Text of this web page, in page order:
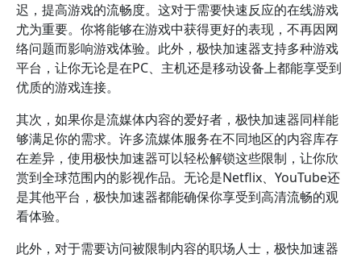
迟，提高游戏的流畅度。这对于需要快速反应的在线游戏
尤为重要。你将能够在游戏中获得更好的表现，不再因网
络问题而影响游戏体验。此外，极快加速器支持多种游戏
平台，让你无论是在PC、主机还是移动设备上都能享受到
优质的游戏连接。
其次，如果你是流媒体内容的爱好者，极快加速器同样能
够满足你的需求。许多流媒体服务在不同地区的内容库存
在差异，使用极快加速器可以轻松解锁这些限制，让你欣
赏到全球范围内的影视作品。无论是Netflix、YouTube还
是其他平台，极快加速器都能确保你享受到高清流畅的观
看体验。
此外，对于需要访问被限制内容的职场人士，极快加速器